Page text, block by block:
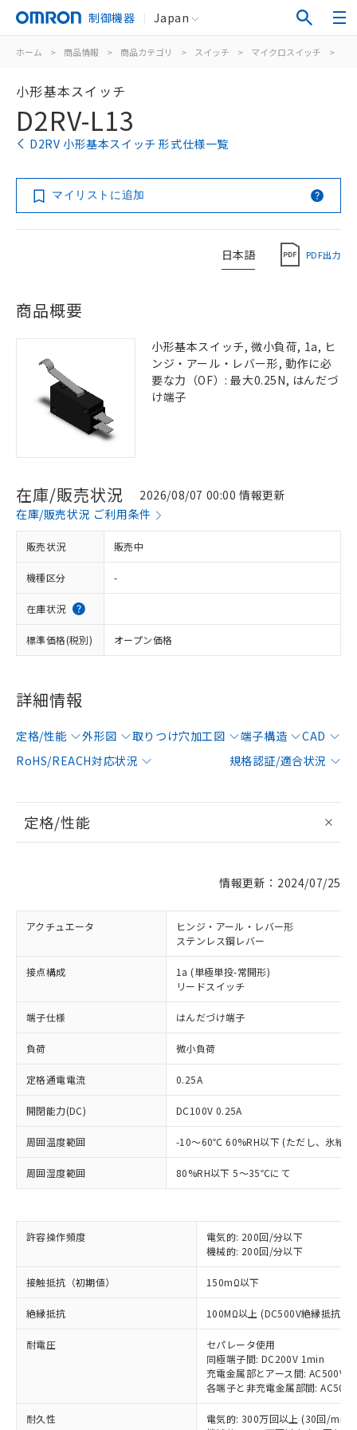
制御機器 Japan
ホーム > 商品情報 > 商品カテゴリ > スイッチ > マイクロスイッチ >
小形基本スイッチ
D2RV-L13
D2RV 小形基本スイッチ 形式仕様一覧
マイリストに追加
日本語 PDF出力
商品概要
小形基本スイッチ, 微小負荷, 1a, ヒ
ンジ・アール・レバー形, 動作に必
要な力（OF）: 最大0.25N, はんだづ
け端子
在庫/販売状況
2026/08/07 00:00 情報更新
在庫/販売状況 ご利用条件
販売状況 販売中
機種区分 -
在庫状況
標準価格(税別) オープン価格
詳細情報
定格/性能 外形図 取りつけ穴加工図 端子構造
CAD
RoHS/REACH対応状況
規格認証/適合状況
定格/性能
情報更新：2024/07/25
アクチュエータ
ヒンジ・アール・レバー形
ステンレス鋼レバー
接点構成
1a (単極単投-常開形)
リードスイッチ
端子仕様 はんだづけ端子
負荷 微小負荷
定格通電電流 0.25A
開閉能力(DC) DC100V 0.25A
周囲温度範囲 -10～60℃ 60%RH以下 (ただし、氷結
周囲湿度範囲 80%RH以下 5～35℃にて
許容操作頻度
電気的: 200回/分以下
機械的: 200回/分以下
接触抵抗（初期値） 150mΩ以下
絶縁抵抗 100MΩ以上 (DC500V絶縁抵抗計
耐電圧
セパレータ使用
同極端子間: DC200V 1min
充電金属部とアース間: AC500V
各端子と非充電金属部間:
耐久性
電気的: 300万回以上 (30回/min)
以下の条件をお読みいただき、同意のうえ
対応済み：EU RoHS指令（10物質）の
非含有に対応した製品が提供可能な商品で
す。
対応予定：EU RoHS指令（10物質）の非含
有に対応した製品に切り替える予定のある
対応予定なし：EU RoHS指令（10物質）の
非含有に非対応の商品で、対応品を出す予